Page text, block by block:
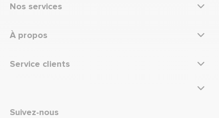
Nos services
À propos
Service clients
Suivez-nous